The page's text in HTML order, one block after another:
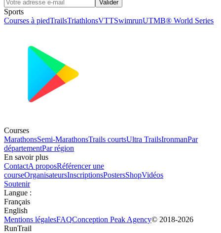
Valider
Sports
Courses à piedTrailsTriathlonsVTTSwimrunUTMB® World Series
Courses
MarathonsSemi-MarathonsTrails courtsUltra TrailsIronmanPar
départementPar région
En savoir plus
ContactA proposRéférencer une
courseOrganisateursInscriptionsPostersShopVidéos
Soutenir
Langue :
Français
English
Mentions légalesFAQConception Peak Agency© 2018-2026
RunTrail